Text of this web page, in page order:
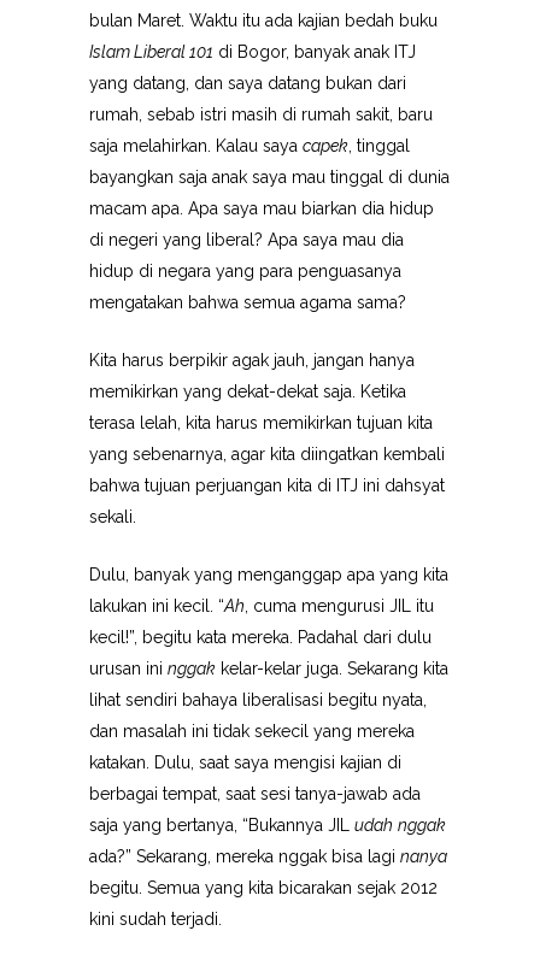
bulan Maret. Waktu itu ada kajian bedah buku
Islam Liberal 101 di Bogor, banyak anak ITJ
yang datang, dan saya datang bukan dari
rumah, sebab istri masih di rumah sakit, baru
saja melahirkan. Kalau saya capek , tinggal
bayangkan saja anak saya mau tinggal di dunia
macam apa. Apa saya mau biarkan dia hidup
di negeri yang liberal? Apa saya mau dia
hidup di negara yang para penguasanya
mengatakan bahwa semua agama sama?
Kita harus berpikir agak jauh, jangan hanya
memikirkan yang dekat-dekat saja. Ketika
terasa lelah, kita harus memikirkan tujuan kita
yang sebenarnya, agar kita diingatkan kembali
bahwa tujuan perjuangan kita di ITJ ini dahsyat
sekali.
Dulu, banyak yang menganggap apa yang kita
lakukan ini kecil. “Ah , cuma mengurusi JIL itu
kecil!”, begitu kata mereka. Padahal dari dulu
urusan ini nggak kelar-kelar juga. Sekarang kita
lihat sendiri bahaya liberalisasi begitu nyata,
dan masalah ini tidak sekecil yang mereka
katakan. Dulu, saat saya mengisi kajian di
berbagai tempat, saat sesi tanya-jawab ada
saja yang bertanya, “Bukannya JIL udah nggak
ada?” Sekarang, mereka nggak bisa lagi nanya
begitu. Semua yang kita bicarakan sejak 2012
kini sudah terjadi.